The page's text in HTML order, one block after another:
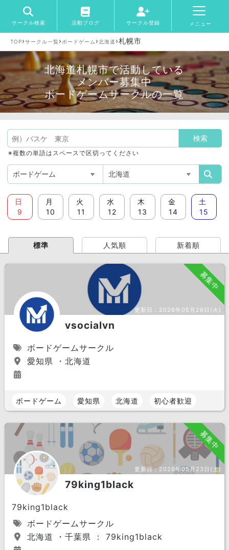
サークル検索 活動ブログ サークル登録 メニュー
TOP›サークル一覧 › ボードゲーム ›北海道 ›札幌市
北海道札幌市で活動している
メンバー募集中
ボードゲームサークルの一覧
※複数の単語はスペースで区切ってください
日
9
月
10
火
11
水
12
木
13
金
14
土
15
標準 人気順 新着順
募集中
更新日： 2026年05月26日(火)
vsocialvn
ボードゲームサークル
愛知県 ・北海道
ボードゲーム 愛知県 北海道 初心者歓迎
募集中
更新日：2026年05月23日(土)
79king1black
79king1black
ボードゲームサークル
北海道 ・千葉県 ： 79king1black